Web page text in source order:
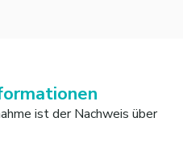
gestalten. Im
wir Wissen zu
und zu Rhythmik.
ist der Nachweis über